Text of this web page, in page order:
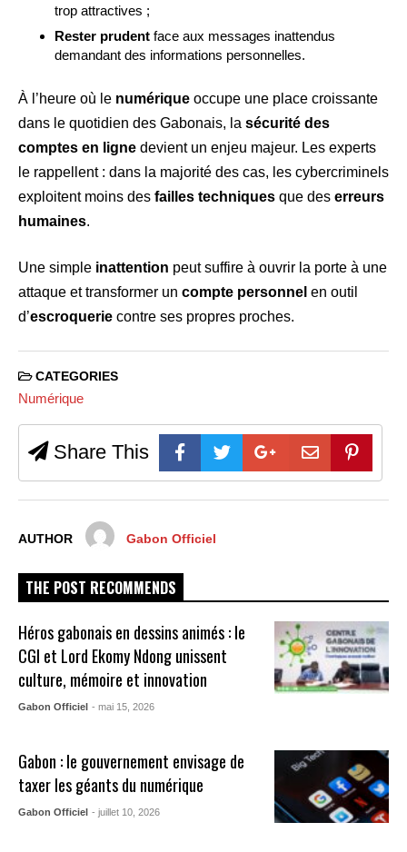
trop attractives ;
Rester prudent face aux messages inattendus
demandant des informations personnelles.
À l’heure où le numérique occupe une place croissante
dans le quotidien des Gabonais, la sécurité des
comptes en ligne devient un enjeu majeur. Les experts
le rappellent : dans la majorité des cas, les cybercriminels
exploitent moins des failles techniques que des erreurs
humaines.
Une simple inattention peut suffire à ouvrir la porte à une
attaque et transformer un compte personnel en outil
d’escroquerie contre ses propres proches.
CATEGORIES
Numérique
Share This
AUTHOR Gabon Officiel
THE POST RECOMMENDS
Héros gabonais en dessins animés : le
CGI et Lord Ekomy Ndong unissent
culture, mémoire et innovation
Gabon Officiel - mai 15, 2026
Gabon : le gouvernement envisage de
taxer les géants du numérique
Gabon Officiel - juillet 10, 2026